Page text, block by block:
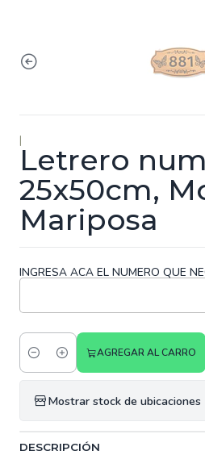
|
Letrero
25x50cm,
Mariposa
INGRESA ACA EL NUMERO QUE
Cantidad
AGREGAR AL CARRO
Mostrar stock de ubicaciones
DESCRIPCIÓN